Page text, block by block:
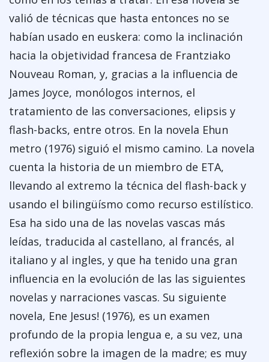
valió de técnicas que hasta entonces no se
habían usado en euskera: como la inclinación
hacia la objetividad francesa de Frantziako
Nouveau Roman, y, gracias a la influencia de
James Joyce, monólogos internos, el
tratamiento de las conversaciones, elipsis y
flash-backs, entre otros. En la novela Ehun
metro (1976) siguió el mismo camino. La novela
cuenta la historia de un miembro de ETA,
llevando al extremo la técnica del flash-back y
usando el bilingüísmo como recurso estilístico.
Esa ha sido una de las novelas vascas más
leídas, traducida al castellano, al francés, al
italiano y al ingles, y que ha tenido una gran
influencia en la evolución de las las siguientes
novelas y narraciones vascas. Su siguiente
novela, Ene Jesus! (1976), es un examen
profundo de la propia lengua e, a su vez, una
reflexión sobre la imagen de la madre; es muy